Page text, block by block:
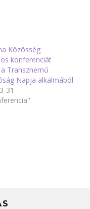
Közösség
konferenciát
Transznemű
Napja alkalmából
31